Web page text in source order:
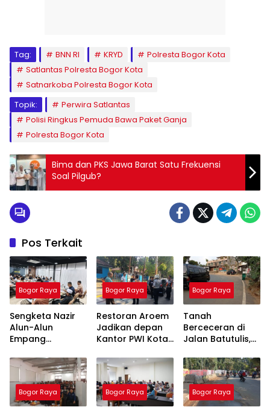
Tag: BNN RI KRYD
Polresta Bogor Kota
Satlantas Polresta Bogor Kota
Satnarkoba Polresta Bogor Kota
Topik:
Perwira Satlantas
Polisi Ringkus Pemuda Bawa Paket Ganja
Polresta Bogor Kota
Bima dan PKS Jawa Barat Satu Frekuensi
Soal Pilgub?
Pos Terkait
Bogor Raya
Sengketa Nazir
Alun-Alun
Empang
Terang,
Pertemuan
Hasilkan 4 Poin
Kesepakatan
Bogor Raya
Restoran Aroem
Jadikan depan
Kantor PWI Kota
Area Parkir,
Ketua PWI
Dilarang Parkir
Bogor Raya
Tanah
Berceceran di
Jalan Batutulis,
Teguran Tertulis
Pada Kontraktor
Bogor Raya Bogor Raya Bogor Raya